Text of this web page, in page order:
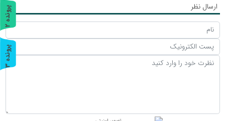
ارسال نظر
پ
ر
و
ن
د
ه
2
پ
ر
و
ن
د
ه
3